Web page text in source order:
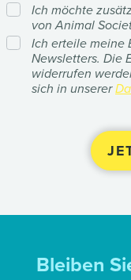
Ich möchte
von Animal
Ich erteile meine
Newsletters. Die
widerrufen
sich in unserer
Bleiben